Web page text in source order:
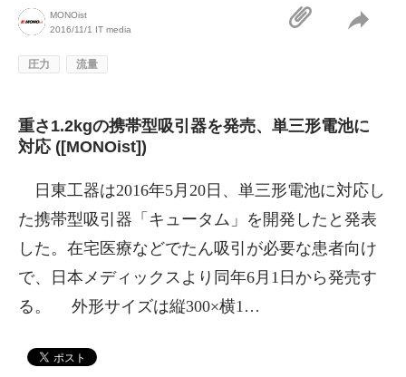
MONOist
2016/11/1 IT media
圧力 流量
重さ1.2kgの携帯型吸引器を発売、単三形電池に
対応 ([MONOist])
日東工器は2016年5月20日、単三形電池に対応し
た携帯型吸引器「キュータム」を開発したと発表
した。在宅医療などでたん吸引が必要な患者向け
で、日本メディックスより同年6月1日から発売す
る。 外形サイズは縦300×横1…